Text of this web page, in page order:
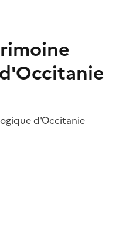
d'Occitanie